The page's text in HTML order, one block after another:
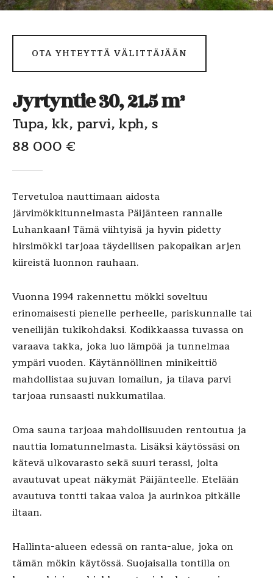
OTA YHTEYTTÄ VÄLITTÄJÄÄN
Jyrtyntie 30, 21.5 m²
Tupa, kk, parvi, kph, s
88 000 €
Tervetuloa nauttimaan aidosta
järvimökkitunnelmasta Päijänteen rannalle
Luhankaan! Tämä viihtyisä ja hyvin pidetty
hirsimökki tarjoaa täydellisen pakopaikan arjen
kiireistä luonnon rauhaan.
Vuonna 1994 rakennettu mökki soveltuu
erinomaisesti pienelle perheelle, pariskunnalle tai
veneilijän tukikohdaksi. Kodikkaassa tuvassa on
varaava takka, joka luo lämpöä ja tunnelmaa
ympäri vuoden. Käytännöllinen minikeittiö
mahdollistaa sujuvan lomailun, ja tilava parvi
tarjoaa runsaasti nukkumatilaa.
Oma sauna tarjoaa mahdollisuuden rentoutua ja
nauttia lomatunnelmasta. Lisäksi käytössäsi on
kätevä ulkovarasto sekä suuri terassi, jolta
avautuvat upeat näkymät Päijänteelle. Etelään
avautuva tontti takaa valoa ja aurinkoa pitkälle
iltaan.
Hallinta-alueen edessä on ranta-alue, joka on
tämän mökin käytössä. Suojaisalla tontilla on